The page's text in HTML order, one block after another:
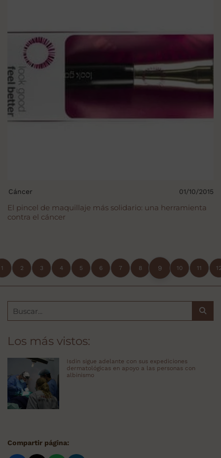
El pincel de maquillaje más solidario: una herramienta
contra el cáncer
Cáncer 01/10/2015
1 2 3 4 5 6 7 8 9 10 11
Los más vistos:
Isdin sigue adelante con sus expediciones
dermatológicas en apoyo a las personas con
albinismo
Compartir página: